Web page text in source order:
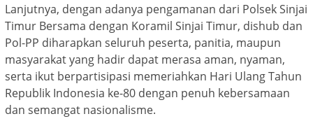
Lanjutnya, dengan adanya pengamanan dari Polsek Sinjai
Timur Bersama dengan Koramil Sinjai Timur, dishub dan
Pol-PP diharapkan seluruh peserta, panitia, maupun
masyarakat yang hadir dapat merasa aman, nyaman,
serta ikut berpartisipasi memeriahkan Hari Ulang Tahun
Republik Indonesia ke-80 dengan penuh kebersamaan
dan semangat nasionalisme.